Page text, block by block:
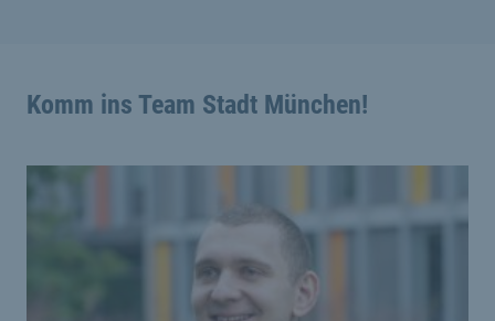
Komm ins Team Stadt München!